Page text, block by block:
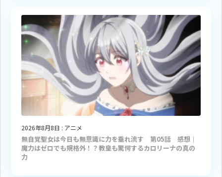
2026年8月8日 : アニメ
無自覚聖女は今日も無意識に力を垂れ流す 第05話 感想｜
魔力はゼロでも規格外！？教皇も驚愕するカロリーナの真の
力